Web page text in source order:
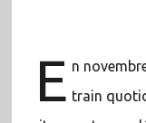
E n
train